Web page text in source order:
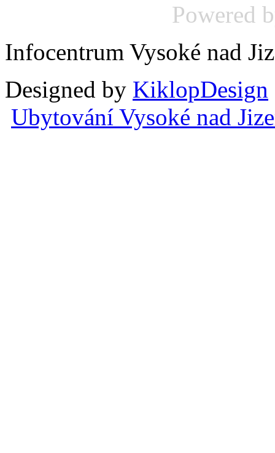
Powered
Infocentrum Vysoké nad
Designed by KiklopDesign
Ubytování Vysoké nad